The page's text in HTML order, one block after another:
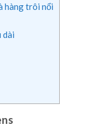
hàng trôi nổi
dài